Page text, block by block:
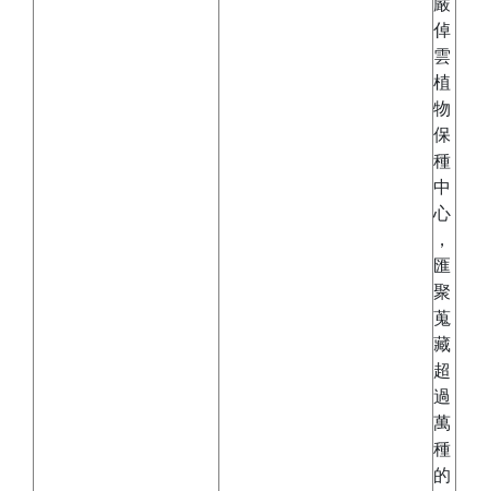
嚴
倬
雲
植
物
保
種
中
心
，
匯
聚
蒐
藏
超
過
萬
種
的